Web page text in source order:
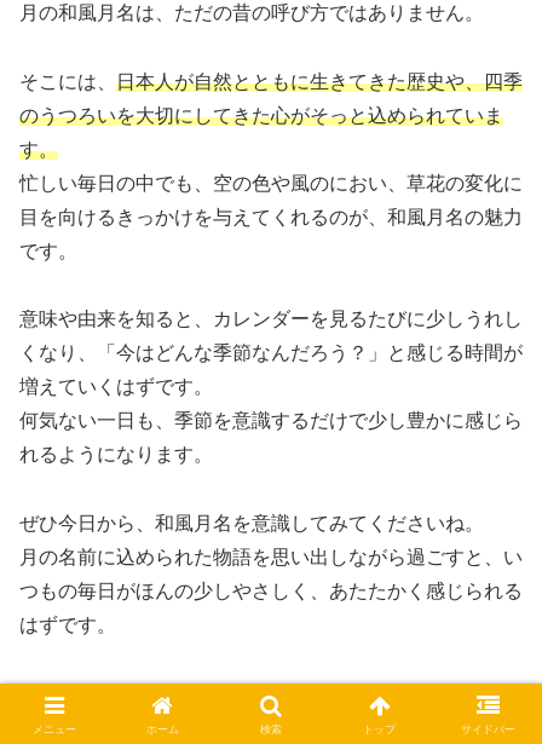
月の和風月名は、ただの昔の呼び方ではありません。
そこには、 日本人が自然とともに生きてきた歴史や、四季
のうつろいを大切にしてきた心がそっと込められていま
す。
忙しい毎日の中でも、空の色や風のにおい、草花の変化に
目を向けるきっかけを与えてくれるのが、和風月名の魅力
です。
意味や由来を知ると、カレンダーを見るたびに少しうれし
くなり、「今はどんな季節なんだろう？」と感じる時間が
増えていくはずです。
何気ない一日も、季節を意識するだけで少し豊かに感じら
れるようになります。
ぜひ今日から、和風月名を意識してみてくださいね。
月の名前に込められた物語を思い出しながら過ごすと、い
つもの毎日がほんの少しやさしく、あたたかく感じられる
はずです。
知識
メニュー ホーム 検索 トップ サイドバー